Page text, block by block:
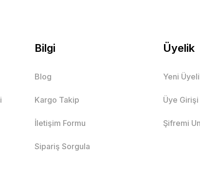
Bilgi
Blog
Kargo Takip
İletişim Formu
Sipariş Sorgula
Üyelik
Yeni
Üye Girişi
Şifremi